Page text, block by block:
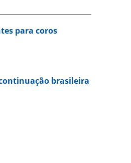
para coros
brasileira